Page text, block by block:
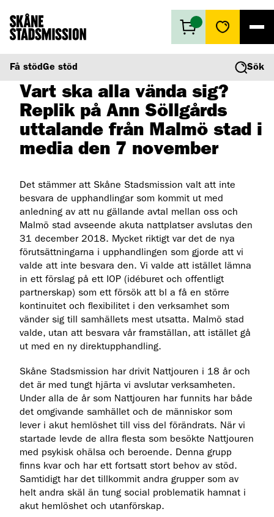
Få stödGe stöd Sök
Få stöd
Ge stöd
Vad vi gör
Second hand
Om oss
2018-11-07
Vart ska alla vända sig?
Replik på Ann Söllgårds
uttalande från Malmö stad i
media den 7 november
Det stämmer att Skåne Stadsmission valt att inte
besvara de upphandlingar som kommit ut med
anledning av att nu gällande avtal mellan oss och
Malmö stad avseende akuta nattplatser avslutas den
31 december 2018. Mycket riktigt var det de nya
förutsättningarna i upphandlingen som gjorde att vi
valde att inte besvara den. Vi valde att istället lämna
in ett förslag på ett IOP (idéburet och offentligt
partnerskap) som ett försök att bl a få en större
kontinuitet och flexibilitet i den verksamhet som
vänder sig till samhällets mest utsatta. Malmö stad
valde, utan att besvara vår framställan, att istället gå
ut med en ny direktupphandling.
Skåne Stadsmission har drivit Nattjouren i 18 år och
det är med tungt hjärta vi avslutar verksamheten.
Under alla de år som Nattjouren har funnits har både
det omgivande samhället och de människor som
lever i akut hemlöshet till viss del förändrats. När vi
startade levde de allra flesta som besökte Nattjouren
med psykisk ohälsa och beroende. Denna grupp
finns kvar och har ett fortsatt stort behov av stöd.
Samtidigt har det tillkommit andra grupper som av
helt andra skäl än tung social problematik hamnat i
akut hemlöshet och utanförskap.